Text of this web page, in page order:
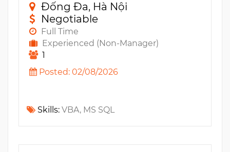
Đống Đa, Hà Nội
Negotiable
Full Time
Experienced (Non-Manager)
1
Posted: 02/08/2026
Skills: VBA, MS SQL